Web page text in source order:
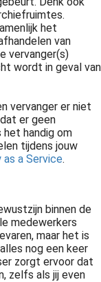
het
van
vervanger(s)
wordt in geval van
vervanger er niet
er geen
het handig om
tijdens jouw
a Service.
binnen de
medewerkers
maar het is
nog een keer
zorgt ervoor dat
zelfs als jij even